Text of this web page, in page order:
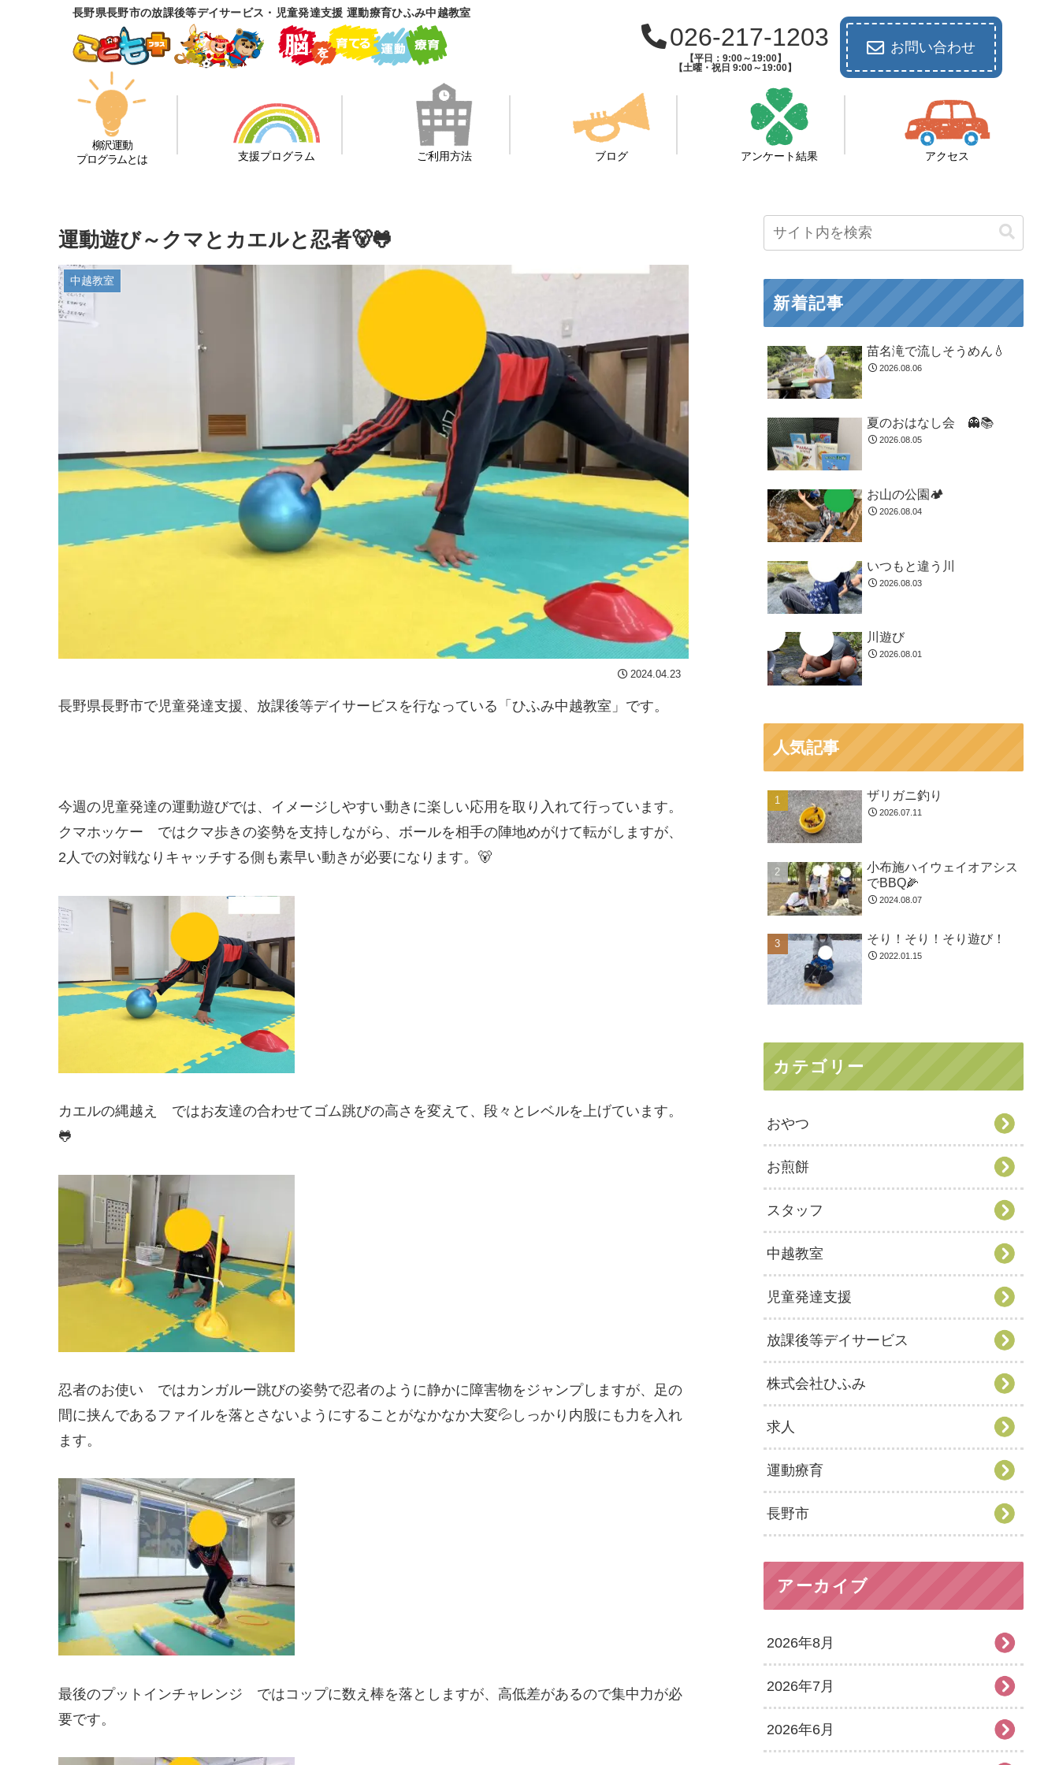
長野県長野市の放課後等デイサービス・児童発達支援 運動療育ひふみ中越教室
026-217-1203
【平日：9:00～19:00】
【土曜・祝日 9:00～19:00】
お問い合わせ
柳沢運動
プログラムとは
支援プログラム ご利用方法 ブログ アンケート結果 アクセス
運動遊び～クマとカエルと忍者🐻🐸
中越教室
2024.04.23
長野県長野市で児童発達支援、放課後等デイサービスを行なっている「ひふみ中越教室」です。
今週の児童発達の運動遊びでは、イメージしやすい動きに楽しい応用を取り入れて行っています。
クマホッケー ではクマ歩きの姿勢を支持しながら、ボールを相手の陣地めがけて転がしますが、
2人での対戦なりキャッチする側も素早い動きが必要になります。🐻
カエルの縄越え ではお友達の合わせてゴム跳びの高さを変えて、段々とレベルを上げています。
🐸
忍者のお使い ではカンガルー跳びの姿勢で忍者のように静かに障害物をジャンプしますが、足の
間に挟んであるファイルを落とさないようにすることがなかなか大変💦しっかり内股にも力を入れ
ます。
最後のプットインチャレンジ ではコップに数え棒を落としますが、高低差があるので集中力が必
要です。
新着記事
苗名滝で流しそうめん💧
2026.08.06
夏のおはなし会 👻📚️
2026.08.05
お山の公園🏕️
2026.08.04
いつもと違う川
2026.08.03
川遊び
2026.08.01
人気記事
ザリガニ釣り
2026.07.11
小布施ハイウェイオアシス
でBBQ🌽
2024.08.07
そり！そり！そり遊び！
2022.01.15
カテゴリー
おやつ
お煎餅
スタッフ
中越教室
児童発達支援
放課後等デイサービス
株式会社ひふみ
求人
運動療育
長野市
アーカイブ
2026年8月
2026年7月
2026年6月